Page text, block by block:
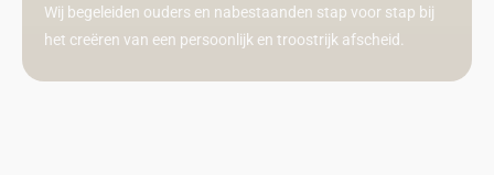
Wij begeleiden ouders en nabestaanden stap voor stap bij
het creëren van een persoonlijk en troostrijk afscheid.